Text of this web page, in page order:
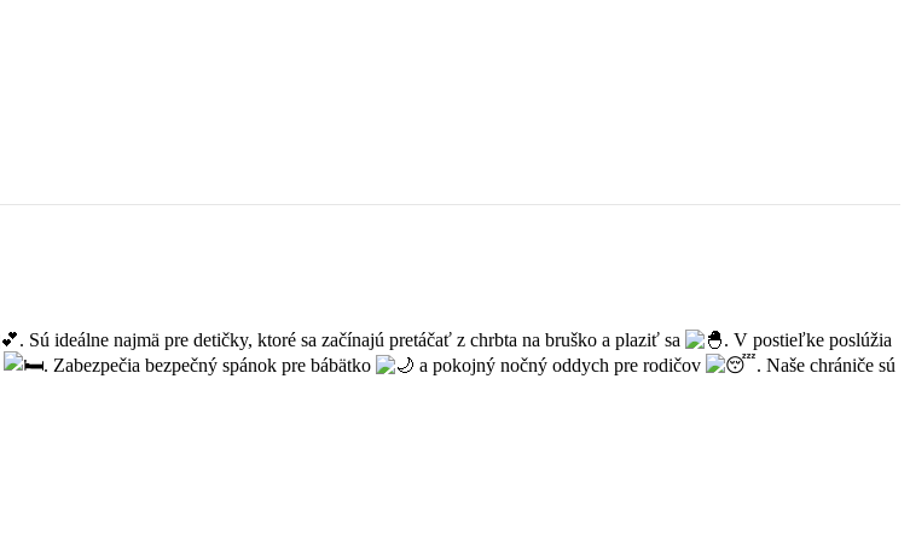
. Sú ideálne najmä pre detičky, ktoré sa začínajú pretáčať z chrbta na bruško a plaziť sa
. V postieľke poslúžia
. Zabezpečia bezpečný spánok pre bábätko a pokojný nočný oddych pre rodičov
. Naše chrániče sú